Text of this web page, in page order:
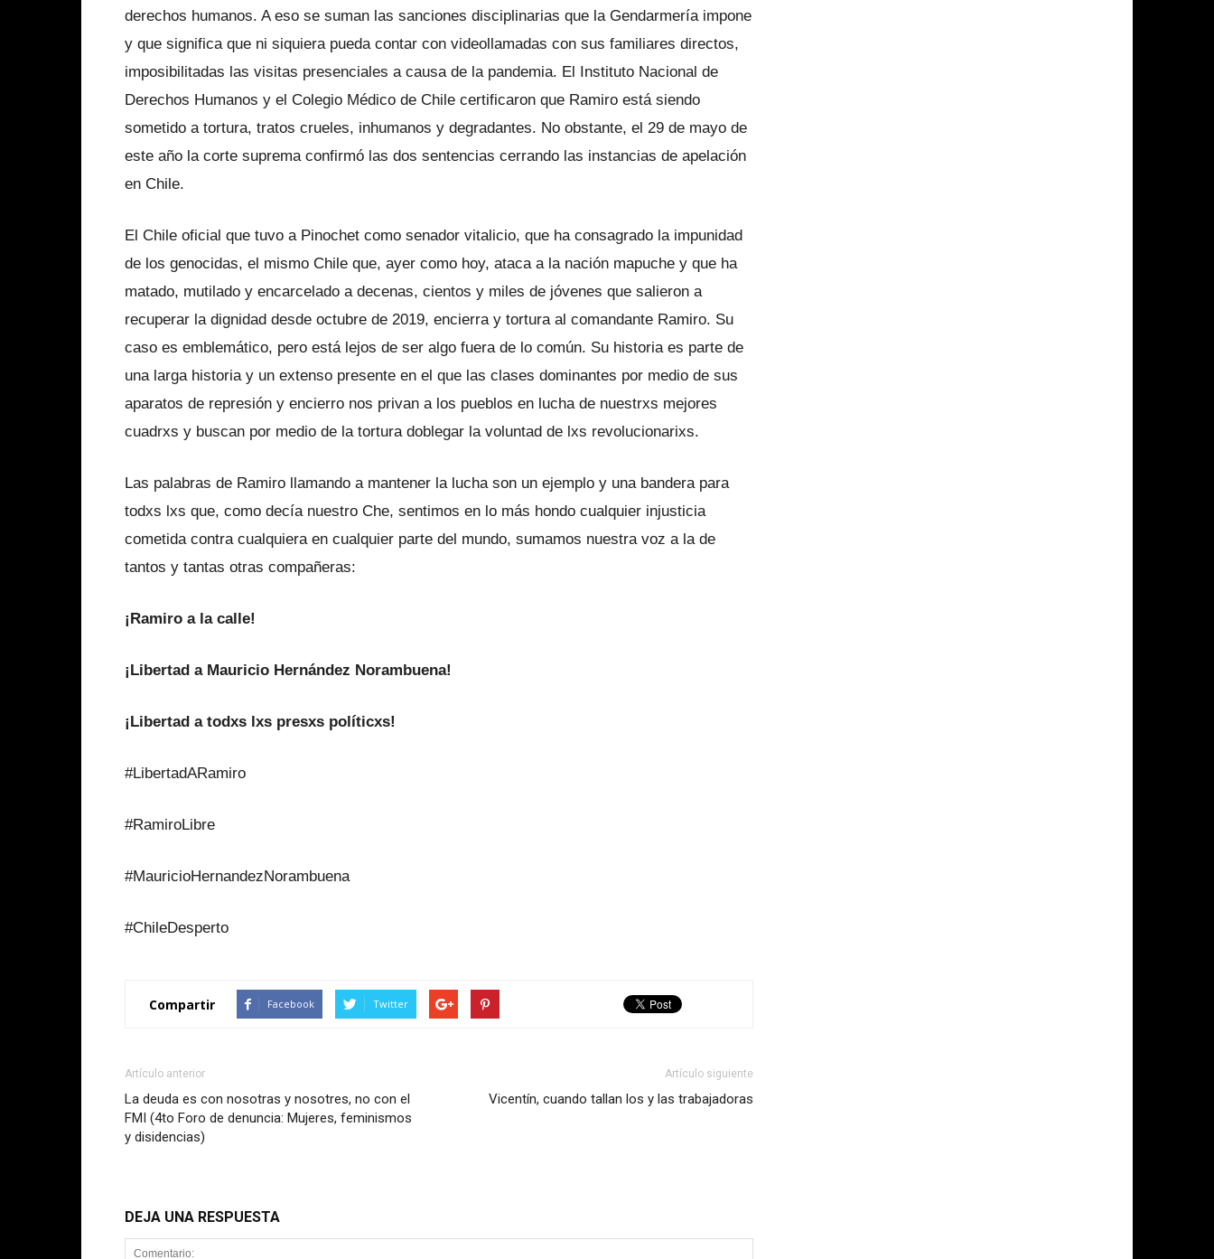
derechos humanos. A eso se suman las sanciones disciplinarias que la Gendarmería impone
y que significa que ni siquiera pueda contar con videollamadas con sus familiares directos,
imposibilitadas las visitas presenciales a causa de la pandemia. El Instituto Nacional de
Derechos Humanos y el Colegio Médico de Chile certificaron que Ramiro está siendo
sometido a tortura, tratos crueles, inhumanos y degradantes. No obstante, el 29 de mayo de
este año la corte suprema confirmó las dos sentencias cerrando las instancias de apelación
en Chile.
El Chile oficial que tuvo a Pinochet como senador vitalicio, que ha consagrado la impunidad
de los genocidas, el mismo Chile que, ayer como hoy, ataca a la nación mapuche y que ha
matado, mutilado y encarcelado a decenas, cientos y miles de jóvenes que salieron a
recuperar la dignidad desde octubre de 2019, encierra y tortura al comandante Ramiro. Su
caso es emblemático, pero está lejos de ser algo fuera de lo común. Su historia es parte de
una larga historia y un extenso presente en el que las clases dominantes por medio de sus
aparatos de represión y encierro nos privan a los pueblos en lucha de nuestrxs mejores
cuadrxs y buscan por medio de la tortura doblegar la voluntad de lxs revolucionarixs.
Las palabras de Ramiro llamando a mantener la lucha son un ejemplo y una bandera para
todxs lxs que, como decía nuestro Che, sentimos en lo más hondo cualquier injusticia
cometida contra cualquiera en cualquier parte del mundo, sumamos nuestra voz a la de
tantos y tantas otras compañeras:
¡Ramiro a la calle!
¡Libertad a Mauricio Hernández Norambuena!
¡Libertad a todxs lxs presxs políticxs!
#LibertadARamiro
#RamiroLibre
#MauricioHernandezNorambuena
#ChileDesperto
Compartir Facebook Twitter
Artículo anterior
La deuda es con nosotras y nosotres, no con el
FMI (4to Foro de denuncia: Mujeres, feminismos
y disidencias)
Artículo siguiente
Vicentín, cuando tallan los y las trabajadoras
DEJA UNA RESPUESTA